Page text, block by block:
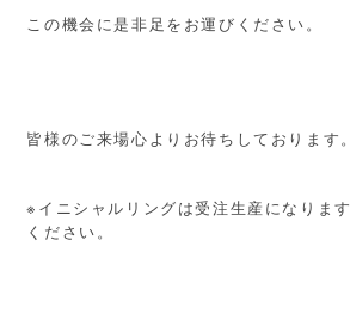
この機会に是非足をお運びください。
皆様のご来場心よりお待ちしております。
※イニシャルリングは受注生産になりま
ください。